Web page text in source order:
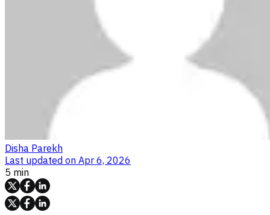
Disha Parekh
Last updated on Apr 6, 2026
5 min